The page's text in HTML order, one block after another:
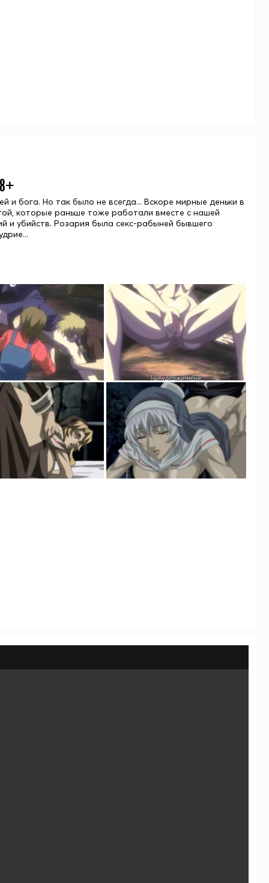
бога. Но так было не всегда... Вскоре мирные деньки в
которые раньше тоже работали вместе с нашей
и убийств. Розария была секс-рабыней бывшего